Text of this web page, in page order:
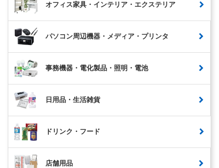
オフィス家具・インテリア・エクステリア
パソコン周辺機器・メディア・プリンタ
事務機器・電化製品・照明・電池
日用品・生活雑貨
ドリンク・フード
店舗用品